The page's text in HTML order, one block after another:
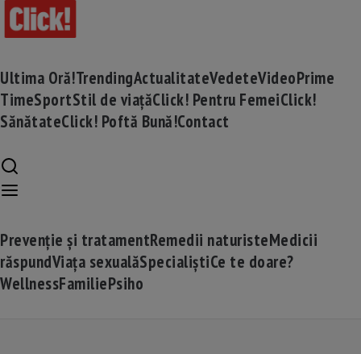
Ultima Oră!TrendingActualitateVedeteVideoPrime
TimeSportStil de viațăClick! Pentru FemeiClick!
SănătateClick! Poftă Bună!Contact
Prevenție și tratamentRemedii naturisteMedicii
răspundViața sexualăSpecialiștiCe te doare?
WellnessFamiliePsiho